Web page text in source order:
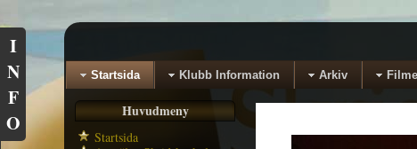
Startsida Klubb Information Arkiv
Huvudmeny
Startsida
I
N
F
O